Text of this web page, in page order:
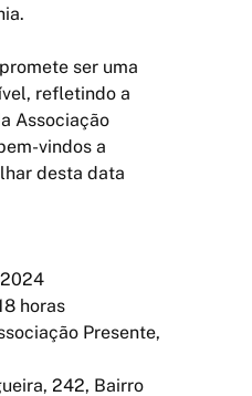
ser uma
refletindo a
Associação
vindos a
desta data
horas
Presente,
242, Bairro